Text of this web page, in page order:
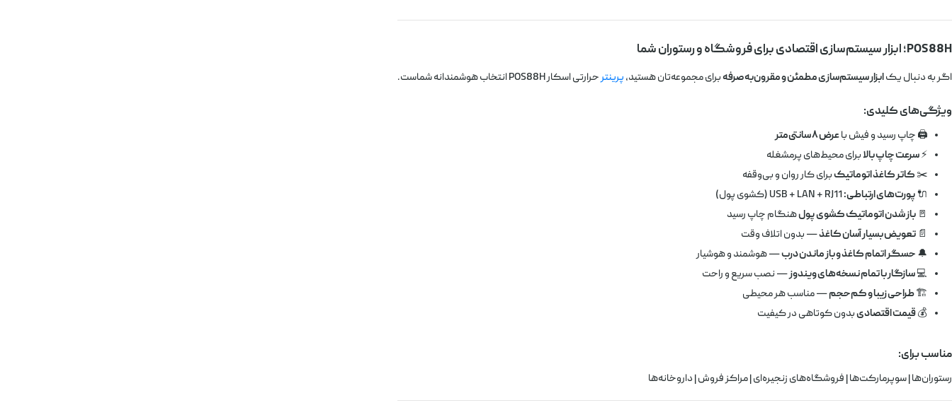
POS88H؛ ابزار سیستم‌سازی اقتصادی برای فروشگاه و رستوران شما
اگر به دنبال یکابزار سیستم‌سازی مطمئن و مقرون‌به‌صرفهبرای مجموعه‌تان هستید، پرینتر حرارتی اسکار POS88H انتخاب هوشمندانه شماست.
ویژگی‌های کلیدی:
🖨️ چاپ رسید و فیش باعرض ۸ سانتی‌متر
⚡سرعت چاپ بالابرای محیط‌های پرمشغله
✂️ کاتر کاغذ اتوماتیکبرای کار روان و بی‌وقفه
🔌 پورت‌های ارتباطی:
🚪 باز شدن اتوماتیک کشوی پولهنگام چاپ رسید
📄 تعویض بسیار آسان کاغذ— بدون اتلاف وقت
🔔 حسگر اتمام کاغذ و باز ماندن درب— هوشمند و هوشیار
💻سازگار با تمام نسخه‌های ویندوز— نصب سریع و راحت
🏗️طراحی زیبا و کم‌حجم— مناسب هر محیطی
💰قیمت اقتصادیبدون کوتاهی در کیفیت
مناسب برای:
رستوران‌ها | سوپرمارکت‌ها | فروشگاه‌های زنجیره‌ای | مراکز فروش | داروخانه‌ها